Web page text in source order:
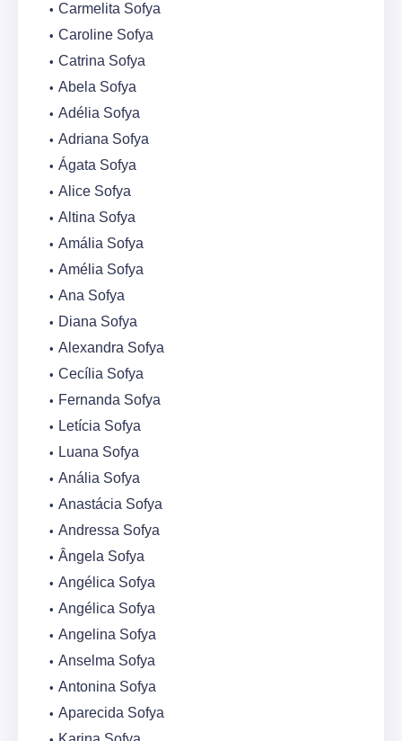
Carmelita Sofya
Caroline Sofya
Catrina Sofya
Abela Sofya
Adélia Sofya
Adriana Sofya
Ágata Sofya
Alice Sofya
Altina Sofya
Amália Sofya
Amélia Sofya
Ana Sofya
Diana Sofya
Alexandra Sofya
Cecília Sofya
Fernanda Sofya
Letícia Sofya
Luana Sofya
Anália Sofya
Anastácia Sofya
Andressa Sofya
Ângela Sofya
Angélica Sofya
Angélica Sofya
Angelina Sofya
Anselma Sofya
Antonina Sofya
Aparecida Sofya